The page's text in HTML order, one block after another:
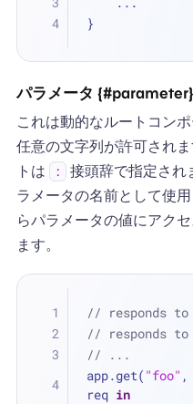
}
パラメータ {#parameter}
これは動的なルートコン
任意の文字列が許可され
トは
: 接頭辞で指定され
ラメータの名前として使
らパラメータの値にアク
ます。
// responds to
// responds to
// ...
app.get( "foo" ,
req in